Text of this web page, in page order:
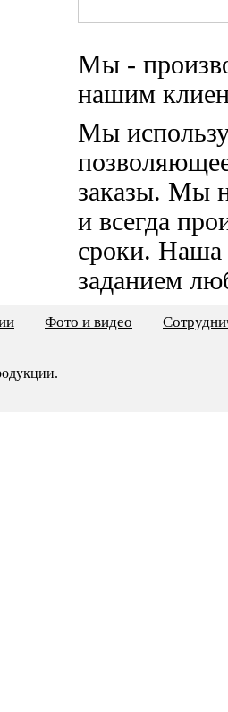
Мы -
нашим
Мы
заказы. Мы
и всегда
сроки. Наша
заданием
Фото и видео